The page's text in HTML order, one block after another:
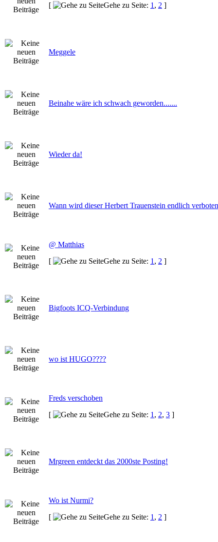
[
Gehe zu Seite: 1 , 2 ]
Meggele
Beinahe wäre ich schwach geworden.......
Wieder da!
Wann wird dieser Herbert Trauenstein endlich
@ Matthias
[
Gehe zu Seite: 1 , 2 ]
Bigfoots ICQ-Verbindung
wo ist HUGO????
Freds verschoben
[
Gehe zu Seite: 1 , 2, 3 ]
Mrgreen entdeckt das 2000ste Posting!
Wo ist Nurmi?
[
Gehe zu Seite: 1 , 2 ]